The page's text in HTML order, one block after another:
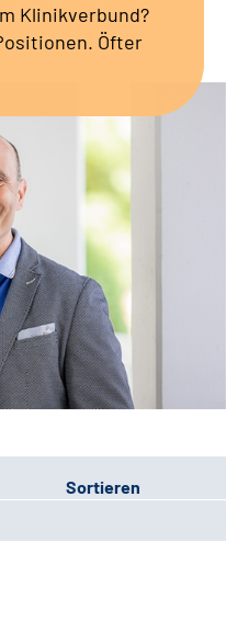
Klinikverbund?
Öfter
Sortieren